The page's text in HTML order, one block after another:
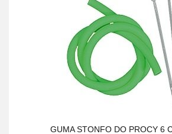
GUMA STONFO DO PROCY 6